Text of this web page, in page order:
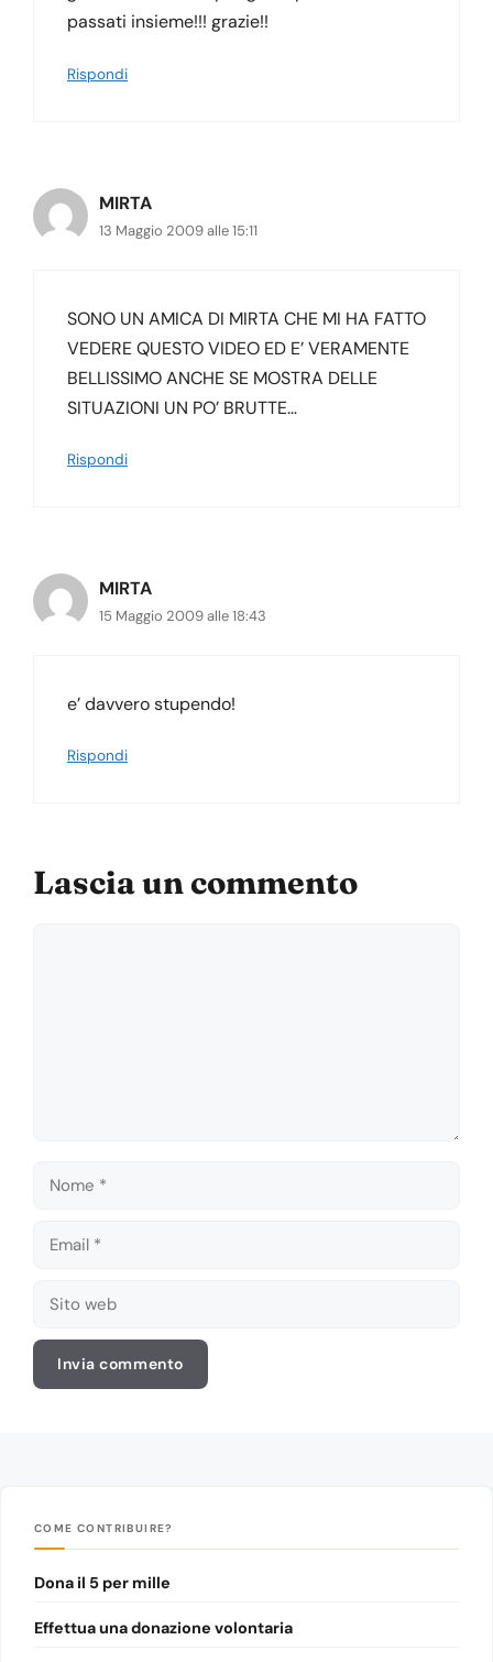
passati insieme!!! grazie!!
Rispondi
MIRTA
13 Maggio 2009 alle 15:11
SONO UN AMICA DI MIRTA CHE MI HA FATTO
VEDERE QUESTO VIDEO ED E’ VERAMENTE
BELLISSIMO ANCHE SE MOSTRA DELLE
SITUAZIONI UN PO’ BRUTTE…
Rispondi
MIRTA
15 Maggio 2009 alle 18:43
e’ davvero stupendo!
Rispondi
Lascia un commento
Nome
Email
Sito
COME CONTRIBUIRE?
Dona il 5 per mille
Effettua una donazione volontaria